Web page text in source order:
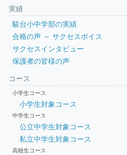
実績
駿台小中学部の実績
合格の声 ～ サクセスボイス
サクセスインタビュー
保護者の皆様の声
コース
小学生コース
小学生対象コース
中学生コース
公立中学生対象コース
私立中学生対象コース
高校生コース